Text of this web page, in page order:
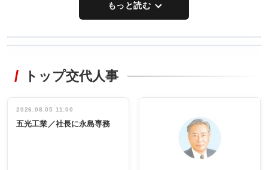
もっと読む
非鉄業界で
インタビュ
ー／社内ア
タックトレー
祝う 業界関
係者ら220人
出席
トップ交代人事
2026.08.05 11:00
五光工業／社長に永島専務